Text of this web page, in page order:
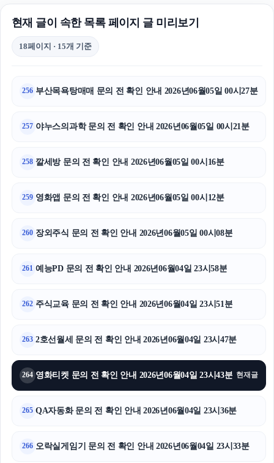
서울암요양병원
부산휴대폰성지
이혼전문변호사
현재 글이 속한 목록 페이지 글 미리보기
18페이지 · 15개 기준
256 부산목욕탕매매 문의 전 확인 안내 2026년06월05일 00시27분
257 야누스의과학 문의 전 확인 안내 2026년06월05일 00시21분
258 깔세방 문의 전 확인 안내 2026년06월05일 00시16분
259 영화앱 문의 전 확인 안내 2026년06월05일 00시12분
260 장외주식 문의 전 확인 안내 2026년06월05일 00시08분
261 예능PD 문의 전 확인 안내 2026년06월04일 23시58분
262 주식교육 문의 전 확인 안내 2026년06월04일 23시51분
263 2호선월세 문의 전 확인 안내 2026년06월04일 23시47분
264 영화티켓 문의 전 확인 안내 2026년06월04일 23시43분 현재글
265 QA자동화 문의 전 확인 안내 2026년06월04일 23시36분
266 오락실게임기 문의 전 확인 안내 2026년06월04일 23시33분